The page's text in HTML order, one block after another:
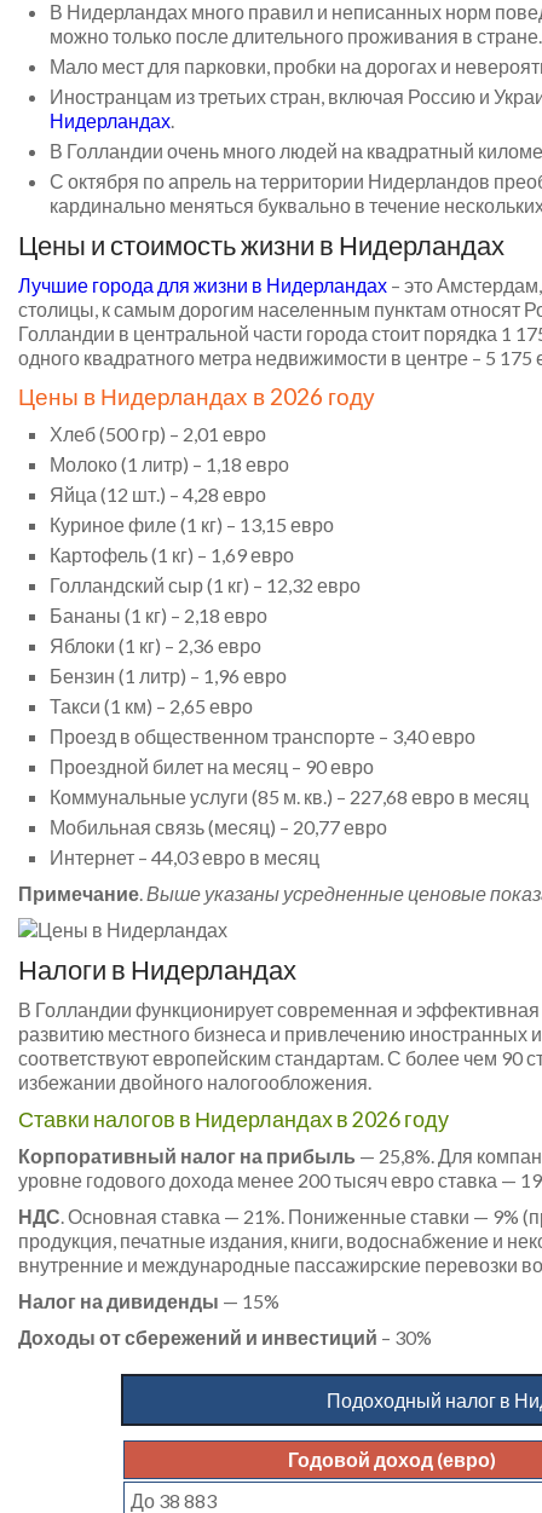
В Нидерландах много правил и неписанных норм
можно только после длительного проживания в стране.
Мало мест для парковки, пробки на дорогах и
Иностранцам из третьих стран, включая Россию и
Нидерландах.
В Голландии очень много людей на квадратный
С октября по апрель на территории Нидерландов
кардинально меняться буквально в течение
Цены и стоимость жизни в Нидерландах
Лучшие города для жизни в Нидерландах – это
столицы, к самым дорогим населенным пунктам относят
Голландии в центральной части города стоит порядка 1
одного квадратного метра недвижимости в центре – 5 175
Цены в Нидерландах в 2026 году
Хлеб (500 гр) – 2,01 евро
Молоко (1 литр) – 1,18 евро
Яйца (12 шт.) – 4,28 евро
Куриное филе (1 кг) – 13,15 евро
Картофель (1 кг) – 1,69 евро
Голландский сыр (1 кг) – 12,32 евро
Бананы (1 кг) – 2,18 евро
Яблоки (1 кг) – 2,36 евро
Бензин (1 литр) – 1,96 евро
Такси (1 км) – 2,65 евро
Проезд в общественном транспорте – 3,40 евро
Проездной билет на месяц – 90 евро
Коммунальные услуги (85 м. кв.) – 227,68 евро в месяц
Мобильная связь (месяц) – 20,77 евро
Интернет – 44,03 евро в месяц
Примечание.Выше указаны усредненные ценовые
Налоги в Нидерландах
В Голландии функционирует современная и
развитию местного бизнеса и привлечению иностранных
соответствуют европейским стандартам. С более чем
избежании двойного налогообложения.
Ставки налогов в Нидерландах в 2026 году
Корпоративный налог на прибыль — 25,8%. Для
уровне годового дохода менее 200 тысяч евро ставка —
НДС. Основная ставка — 21%. Пониженные ставки — 9%
продукция, печатные издания, книги, водоснабжение и
внутренние и международные пассажирские перевозки
Налог на дивиденды — 15%
Доходы от сбережений и инвестиций – 30%
Подоходный налог в
Годовой доход (евро)
До 38 883